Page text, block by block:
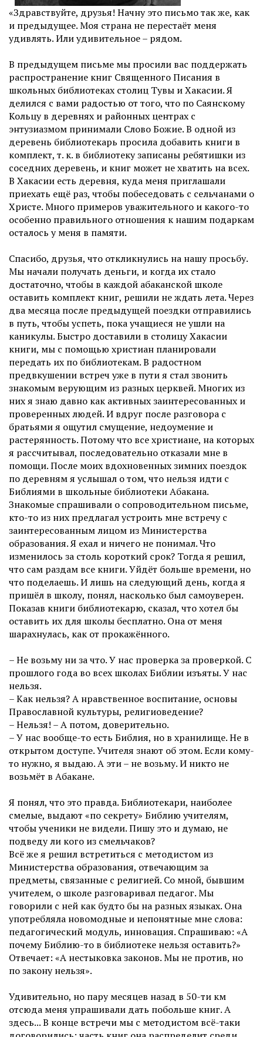
«Здравствуйте, друзья! Начну это письмо так же, как
и предыдущее. Моя страна не перестаёт меня
удивлять. Или удивительное – рядом.
В предыдущем письме мы просили вас поддержать
распространение книг Священного Писания в
школьных библиотеках столиц Тувы и Хакасии. Я
делился с вами радостью от того, что по Саянскому
Кольцу в деревнях и районных центрах с
энтузиазмом принимали Слово Божие. В одной из
деревень библиотекарь просила добавить книги в
комплект, т. к. в библиотеку записаны ребятишки из
соседних деревень, и книг может не хватить на всех.
В Хакасии есть деревня, куда меня приглашали
приехать ещё раз, чтобы побеседовать с сельчанами о
Христе. Много примеров уважительного и какого-то
особенно правильного отношения к нашим подаркам
осталось у меня в памяти.
Спасибо, друзья, что откликнулись на нашу просьбу.
Мы начали получать деньги, и когда их стало
достаточно, чтобы в каждой абаканской школе
оставить комплект книг, решили не ждать лета. Через
два месяца после предыдущей поездки отправились
в путь, чтобы успеть, пока учащиеся не ушли на
каникулы. Быстро доставили в столицу Хакасии
книги, мы с помощью христиан планировали
передать их по библиотекам. В радостном
предвкушении встреч уже в пути я стал звонить
знакомым верующим из разных церквей. Многих из
них я знаю давно как активных заинтересованных и
проверенных людей. И вдруг после разговора с
братьями я ощутил смущение, недоумение и
растерянность. Потому что все христиане, на которых
я рассчитывал, последовательно отказали мне в
помощи. После моих вдохновенных зимних поездок
по деревням я услышал о том, что нельзя идти с
Библиями в школьные библиотеки Абакана.
Знакомые спрашивали о сопроводительном письме,
кто-то из них предлагал устроить мне встречу с
заинтересованным лицом из Министерства
образования. Я ехал и ничего не понимал. Что
изменилось за столь короткий срок? Тогда я решил,
что сам раздам все книги. Уйдёт больше времени, но
что поделаешь. И лишь на следующий день, когда я
пришёл в школу, понял, насколько был самоуверен.
Показав книги библиотекарю, сказал, что хотел бы
оставить их для школы бесплатно. Она от меня
шарахнулась, как от прокажённого.
– Не возьму ни за что. У нас проверка за проверкой. С
прошлого года во всех школах Библии изъяты. У нас
нельзя.
– Как нельзя? А нравственное воспитание, основы
Православной культуры, религиоведение?
– Нельзя! – А потом, доверительно.
– У нас вообще-то есть Библия, но в хранилище. Не в
открытом доступе. Учителя знают об этом. Если кому-
то нужно, я выдаю. А эти – не возьму. И никто не
возьмёт в Абакане.
Я понял, что это правда. Библиотекари, наиболее
смелые, выдают «по секрету» Библию учителям,
чтобы ученики не видели. Пишу это и думаю, не
подведу ли кого из смельчаков?
Всё же я решил встретиться с методистом из
Министерства образования, отвечающим за
предметы, связанные с религией. Со мной, бывшим
учителем, о школе разговаривал педагог. Мы
говорили с ней как будто бы на разных языках. Она
употребляла новомодные и непонятные мне слова:
педагогический модуль, инновация. Спрашиваю: «А
почему Библию-то в библиотеке нельзя оставить?»
Отвечает: «А нестыковка законов. Мы не против, но
по закону нельзя».
Удивительно, но пару месяцев назад в 50-ти км
отсюда меня упрашивали дать побольше книг. А
здесь... В конце встречи мы c методистом всё-таки